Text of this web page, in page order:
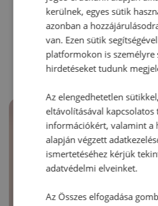
kerülnek, egyes sütik
azonban a
van. Ezen sütik
platformokon is személyre
hirdetéseket tudunk
Az elengedhetetlen
eltávolításával kapcsolatos
információkért, valamint a
alapján végzett
ismertetéséhez kérjük
adatvédelmi elveinket.
Az Összes elfogadása